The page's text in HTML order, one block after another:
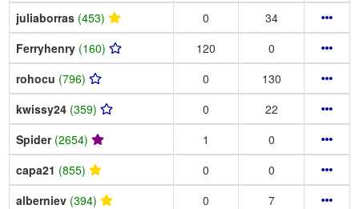
juliaborras (453) 0
34
Ferryhenry (160) 120
0
rohocu (796) 0
130
kwissy24 (359) 0
22
Spider (2654) 1
0
capa21 (855) 0
0
alberniev (394) 0
7